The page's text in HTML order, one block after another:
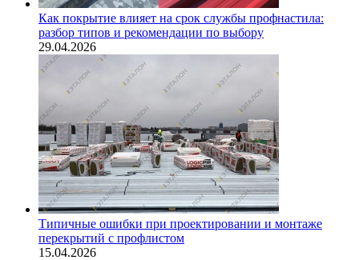
Как покрытие влияет на срок службы профнастила:
разбор типов и рекомендации по выбору
29.04.2026
Типичные ошибки при проектировании и монтаже
перекрытий с профлистом
15.04.2026